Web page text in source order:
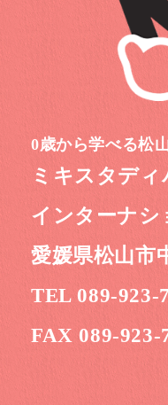
0歳から学べる松
ミキスタディ
インターナシ
愛媛県松山市
TEL 089-923-
FAX 089-923-